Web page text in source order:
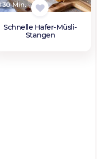
30 Min.
Schnelle Hafer-Müsli-
Stangen